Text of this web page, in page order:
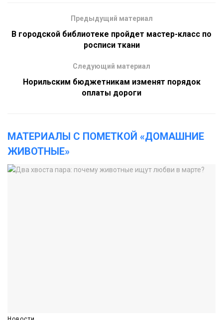
Предыдущий материал
В городской библиотеке пройдет мастер-класс по
росписи ткани
Следующий материал
Норильским бюджетникам изменят порядок
оплаты дороги
МАТЕРИАЛЫ С ПОМЕТКОЙ «ДОМАШНИЕ
ЖИВОТНЫЕ»